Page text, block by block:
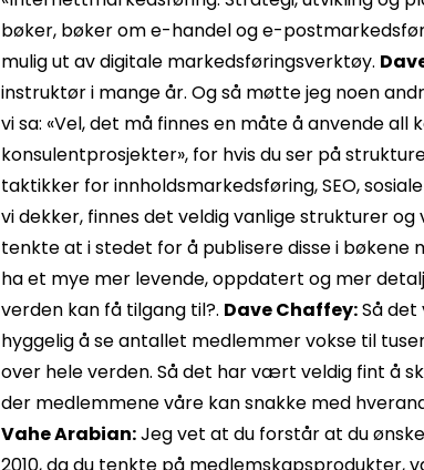
bøker, bøker om e-handel og e-
mulig ut av digitale markedsføringsverktøy.
instruktør i mange år. Og så møtte jeg noen
vi sa: «Vel, det må finnes en måte å anvende
konsulentprosjekter», for hvis du ser på
taktikker for innholdsmarkedsføring, SEO,
vi dekker, finnes det veldig vanlige strukturer
tenkte at i stedet for å publisere disse i
ha et mye mer levende, oppdatert og mer
verden kan få tilgang til?. Dave Chaffey:Så
hyggelig å se antallet medlemmer vokse til
over hele verden. Så det har vært veldig fint å
der medlemmene våre kan snakke med
Vahe Arabian:Jeg vet at du forstår at du